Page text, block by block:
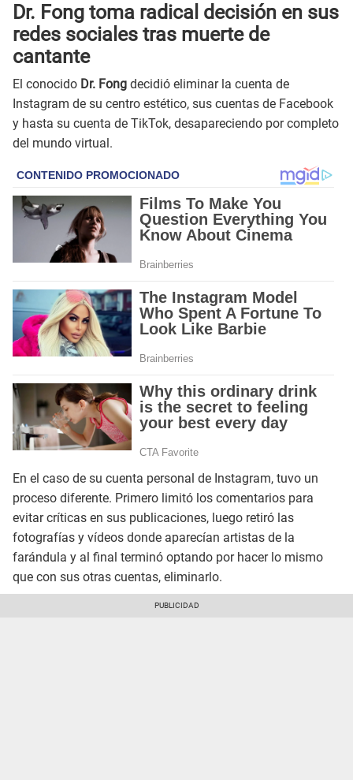
Dr. Fong toma radical decisión en sus
redes sociales tras muerte de
cantante
El conocido Dr. Fong decidió eliminar la cuenta de
Instagram de su centro estético, sus cuentas de Facebook
y hasta su cuenta de TikTok, desapareciendo por completo
del mundo virtual.
En el caso de su cuenta personal de Instagram, tuvo un
proceso diferente. Primero limitó los comentarios para
evitar críticas en sus publicaciones, luego retiró las
fotografías y vídeos donde aparecían artistas de la
farándula y al final terminó optando por hacer lo mismo
que con sus otras cuentas, eliminarlo.